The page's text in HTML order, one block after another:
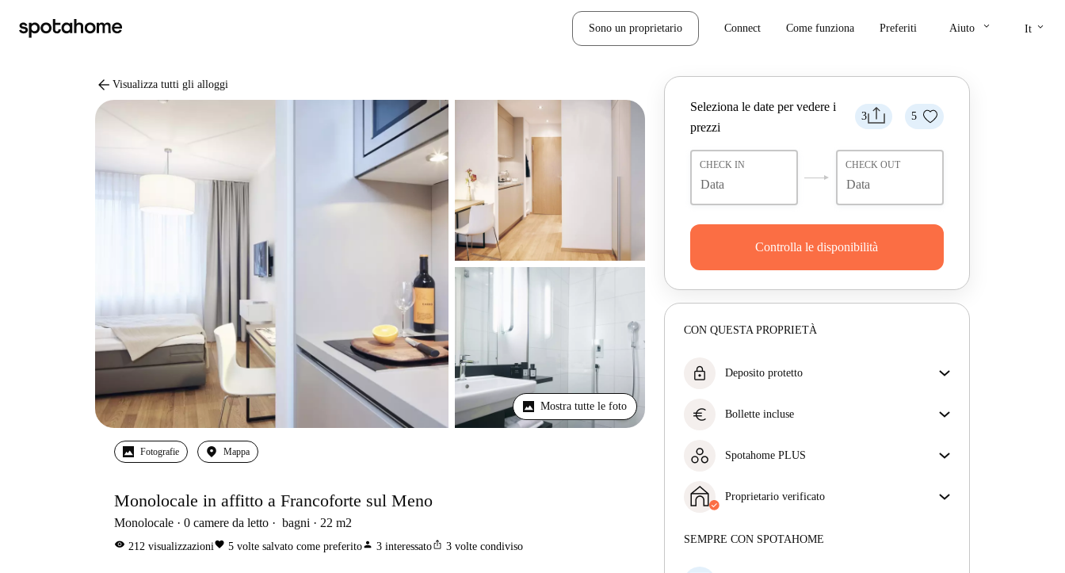
Sono un proprietario Connect Come funziona Preferiti Aiuto keyboard_arrow_down It keyboard_arrow_down
arrow_back Visualizza tutti gli alloggi
Mostra tutte le foto
Fotografie Mappa
Monolocale in affitto a Francoforte sul Meno
Monolocale 0 camere da letto bagni 22 m2
visibility 212 visualizzazionifavorite 5 volte salvato come preferitoperson 3 interessatoios_share 3 volte condiviso
3 5
Seleziona le date per vedere i
prezzi
CHECK IN CHECK OUT
Controlla le disponibilità
CON QUESTA PROPRIETÀ
lock Deposito protetto
restituisce il deposito, lo faremo noi.
euro Bollette incluse
incluse, che coprono l'affitto e le utenze per
Spotahome PLUS
fornendo accesso agli standard di sicurezza più
elevati e un supporto aggiuntivo durante la
Proprietario verificato
Maggiori informazioni su questo locatore
SEMPRE CON SPOTAHOME